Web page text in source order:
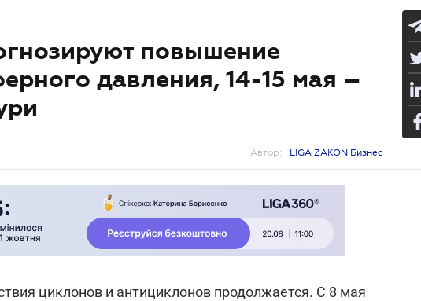
повышение
давления, 14-15 мая –
Автор: LIGA ZAKON Бизнес
циклонов и антициклонов продолжается. С 8 мая